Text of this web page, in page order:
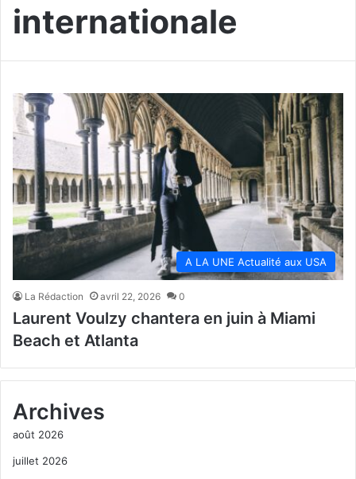
internationale
A LA UNE Actualité aux USA
La Rédaction avril 22, 2026 0
Laurent Voulzy chantera en juin à Miami
Beach et Atlanta
Archives
août 2026
juillet 2026